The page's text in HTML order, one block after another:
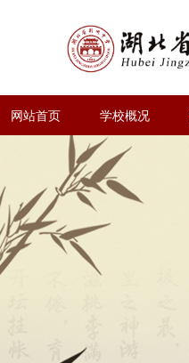
网站首页 学校概况